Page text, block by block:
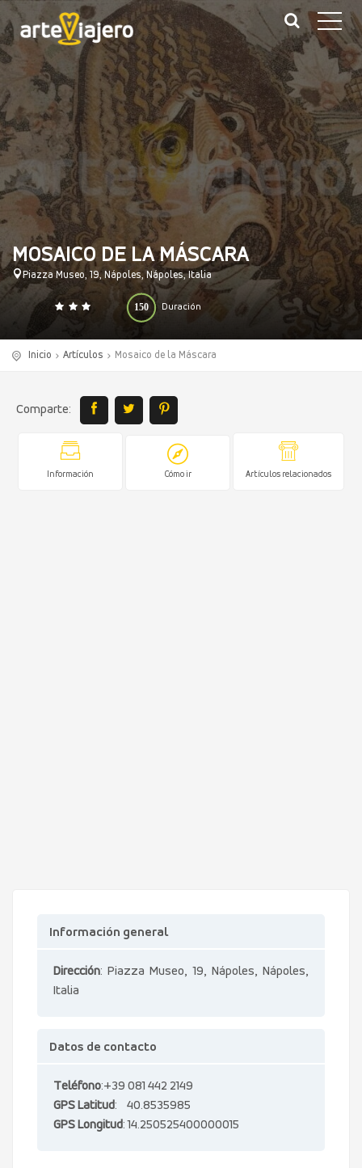
MOSAICO DE LA MÁSCARA
Piazza Museo, 19, Nápoles, Nápoles, Italia
Duración
150
0 140
Inicio Artículos Mosaico de la Máscara
Comparte:
Información Cómo ir Artículos relacionados
Información general
Dirección: Piazza Museo, 19, Nápoles, Nápoles,
Italia
Datos de contacto
Teléfono:+39 081 442 2149
GPS Latitud: 40.8535985
GPS Longitud: 14.250525400000015